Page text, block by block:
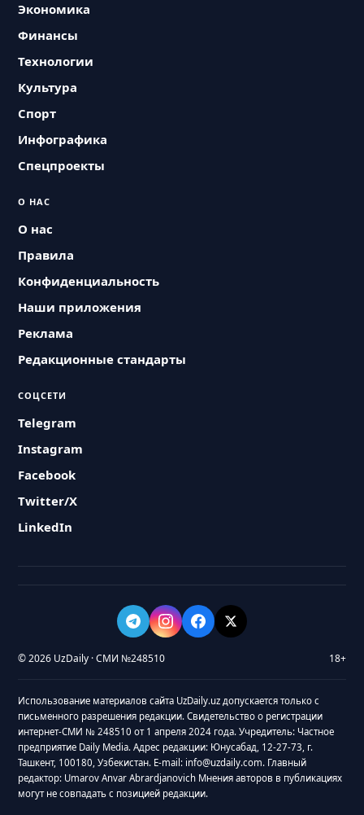
Экономика
Финансы
Технологии
Культура
Спорт
Инфографика
Спецпроекты
О НАС
О нас
Правила
Конфиденциальность
Наши приложения
Реклама
Редакционные стандарты
СОЦСЕТИ
Telegram
Instagram
Facebook
Twitter/X
LinkedIn
© 2026 UzDaily · СМИ №248510 18+
Использование материалов сайта UzDaily.uz допускается только с
письменного разрешения редакции. Свидетельство о регистрации
интернет-СМИ № 248510 от 1 апреля 2024 года. Учредитель: Частное
предприятие Daily Media. Адрес редакции: Юнусабад, 12-27-73, г.
Ташкент, 100180, Узбекистан. E-mail: info@uzdaily.com. Главный
редактор: Umarov Anvar Abrardjanovich Мнения авторов в публикациях
могут не совпадать с позицией редакции.